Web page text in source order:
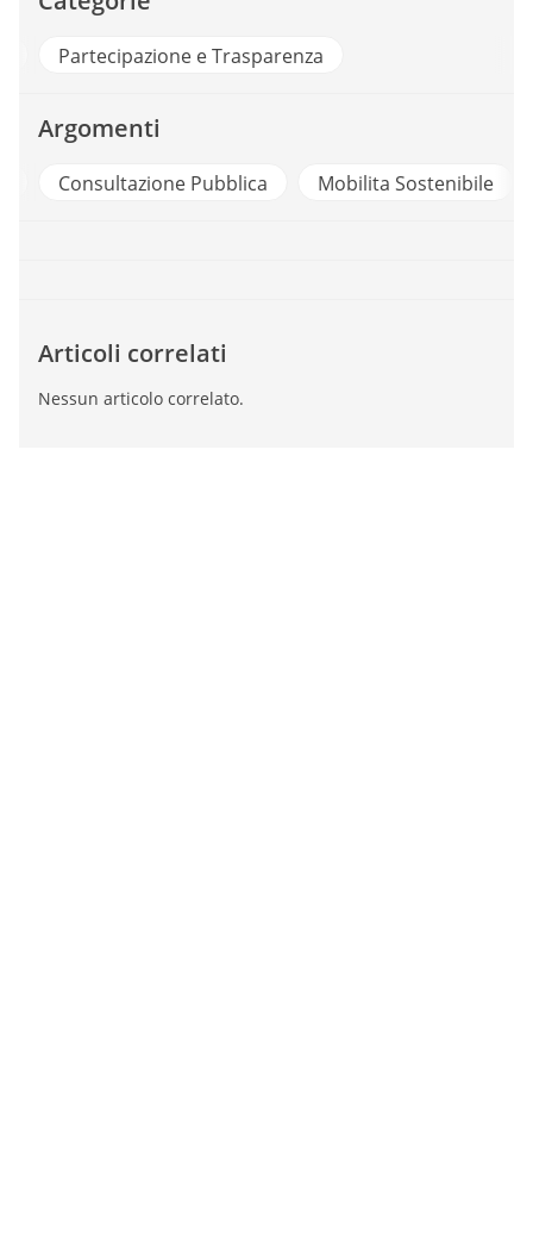
Partecipazione e Trasparenza
Argomenti
Consultazione Pubblica Mobilita Sostenibile
Articoli correlati
Nessun articolo correlato.